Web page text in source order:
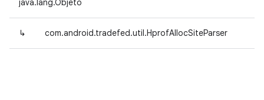
java.lang.Objeto
↳ com.android.tradefed.util.HprofAllocSiteParser